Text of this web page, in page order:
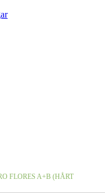
FLORES A+B (HÅRT